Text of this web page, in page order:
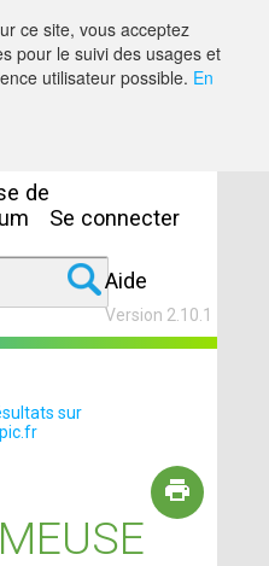
de
Se connecter
Aide
Version 2.10.1
sur
ce site, vous acceptez
pour le suivi des usages et
utilisateur possible. En